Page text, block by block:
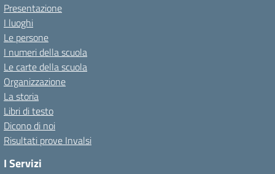
Presentazione
I luoghi
Le persone
I numeri della scuola
Le carte della scuola
Organizzazione
La storia
Libri di testo
Dicono di noi
Risultati prove Invalsi
I Servizi